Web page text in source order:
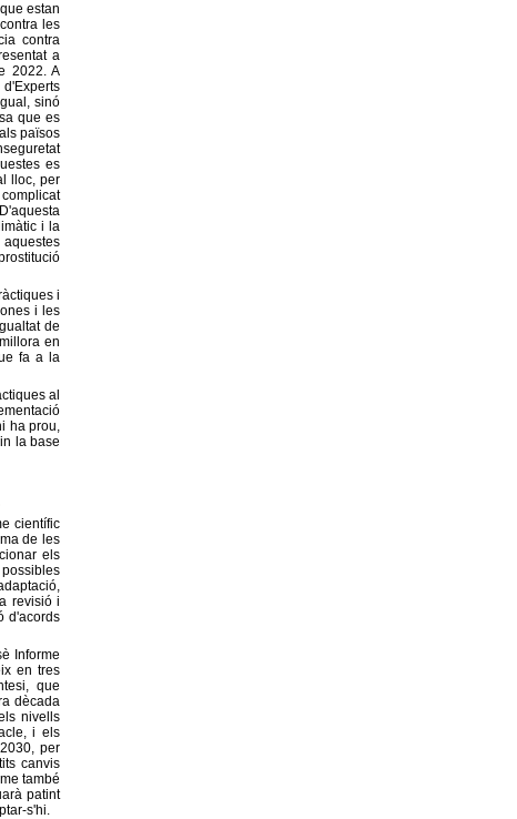
estan
les
contra
a
2022. A
sinó
que es
països
es
lloc, per
i la
i
i les
de
en
fa a la
al
ha prou,
la base
científic
de les
els
revisió i
d'acords
Informe
en tres
que
dècada
nivells
i els
per
canvis
també
patint
s'hi.